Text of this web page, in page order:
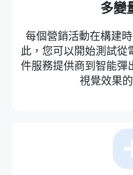
多變
每個營銷活動在構建
此，您可以開始測試從
件服務提供商到智能彈
視覺效果